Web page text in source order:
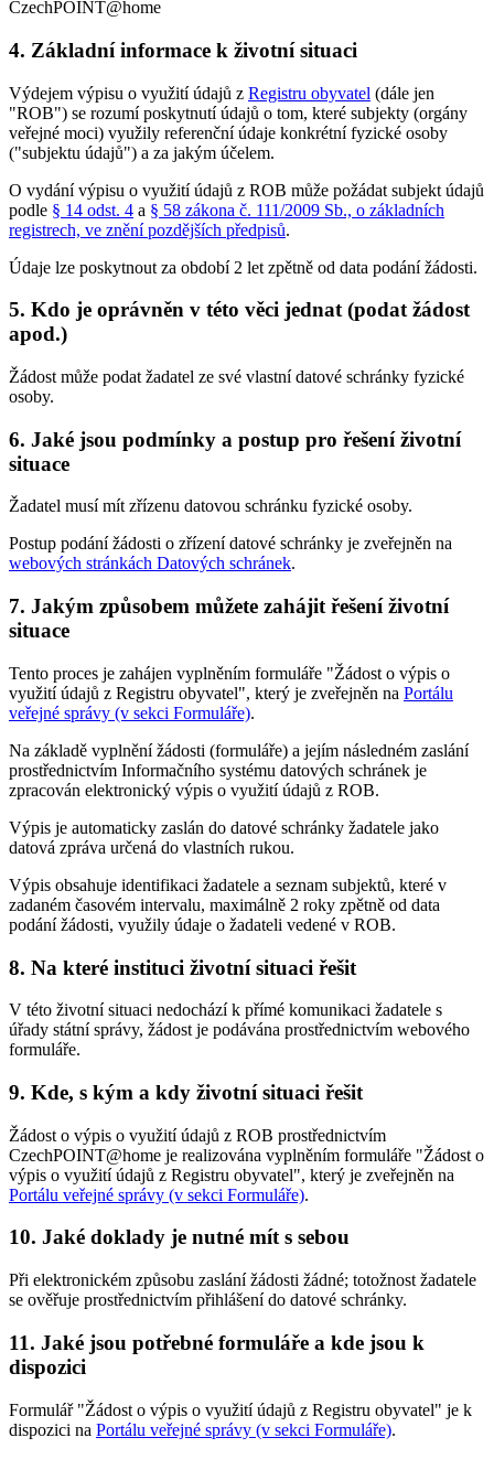
CzechPOINT@home
4. Základní informace k životní situaci
Výdejem výpisu o využití údajů z Registru obyvatel (dále jen
"ROB") se rozumí poskytnutí údajů o tom, které subjekty (orgány
veřejné moci) využily referenční údaje konkrétní fyzické osoby
("subjektu údajů") a za jakým účelem.
O vydání výpisu o využití údajů z ROB může požádat subjekt údajů
podle § 14 odst. 4 a § 58 zákona č. 111/2009 Sb., o základních
registrech, ve znění pozdějších předpisů.
Údaje lze poskytnout za období 2 let zpětně od data podání žádosti.
5. Kdo je oprávněn v této věci jednat (podat žádost
apod.)
Žádost může podat žadatel ze své vlastní datové schránky fyzické
osoby.
6. Jaké jsou podmínky a postup pro řešení životní
situace
Žadatel musí mít zřízenu datovou schránku fyzické osoby.
Postup podání žádosti o zřízení datové schránky je zveřejněn na
webových stránkách Datových schránek.
7. Jakým způsobem můžete zahájit řešení životní
situace
Tento proces je zahájen vyplněním formuláře "Žádost o výpis o
využití údajů z Registru obyvatel", který je zveřejněn na Portálu
veřejné správy (v sekci Formuláře).
Na základě vyplnění žádosti (formuláře) a jejím následném zaslání
prostřednictvím Informačního systému datových schránek je
zpracován elektronický výpis o využití údajů z ROB.
Výpis je automaticky zaslán do datové schránky žadatele jako
datová zpráva určená do vlastních rukou.
Výpis obsahuje identifikaci žadatele a seznam subjektů, které v
zadaném časovém intervalu, maximálně 2 roky zpětně od data
podání žádosti, využily údaje o žadateli vedené v ROB.
8. Na které instituci životní situaci řešit
V této životní situaci nedochází k přímé komunikaci žadatele s
úřady státní správy, žádost je podávána prostřednictvím webového
formuláře.
9. Kde, s kým a kdy životní situaci řešit
Žádost o výpis o využití údajů z ROB prostřednictvím
CzechPOINT@home je realizována vyplněním formuláře "Žádost o
výpis o využití údajů z Registru obyvatel", který je zveřejněn na
Portálu veřejné správy (v sekci Formuláře).
10. Jaké doklady je nutné mít s sebou
Při elektronickém způsobu zaslání žádosti žádné; totožnost žadatele
se ověřuje prostřednictvím přihlášení do datové schránky.
11. Jaké jsou potřebné formuláře a kde jsou k
dispozici
Formulář "Žádost o výpis o využití údajů z Registru obyvatel" je k
dispozici na Portálu veřejné správy (v sekci Formuláře).